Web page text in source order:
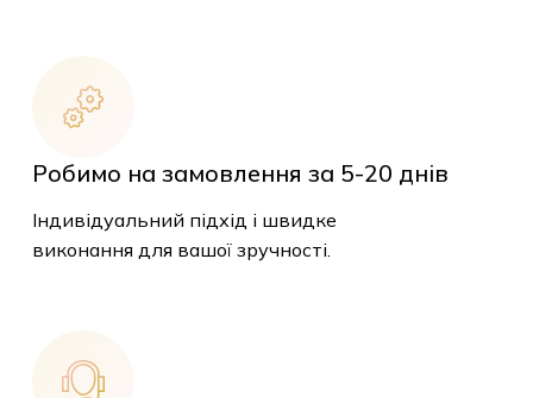
Робимо на замовлення за 5-20 днів
Індивідуальний підхід і швидке
виконання для вашої зручності.